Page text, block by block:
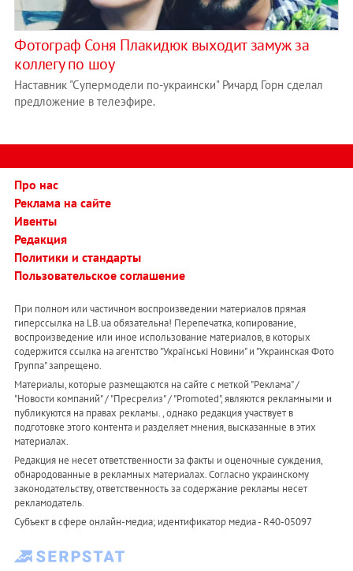
Фотограф Соня Плакидюк выходит замуж за
коллегу по шоу
Наставник "Супермодели по-украински" Ричард Горн сделал
предложение в телеэфире.
Про нас
Реклама на сайте
Ивенты
Редакция
Политики и стандарты
Пользовательское соглашение
При полном или частичном воспроизведении материалов прямая
гиперссылка на LB.ua обязательна! Перепечатка, копирование,
воспроизведение или иное использование материалов, в которых
содержится ссылка на агентство "Українськi Новини" и "Украинская Фото
Группа" запрещено.
Материалы, которые размещаются на сайте с меткой "Реклама" /
"Новости компаний" / "Пресрелиз" / "Promoted", являются рекламными и
публикуются на правах рекламы. , однако редакция участвует в
подготовке этого контента и разделяет мнения, высказанные в этих
материалах.
Редакция не несет ответственности за факты и оценочные суждения,
обнародованные в рекламных материалах. Согласно украинскому
законодательству, ответственность за содержание рекламы несет
рекламодатель.
Субъект в сфере онлайн-медиа; идентификатор медиа - R40-05097